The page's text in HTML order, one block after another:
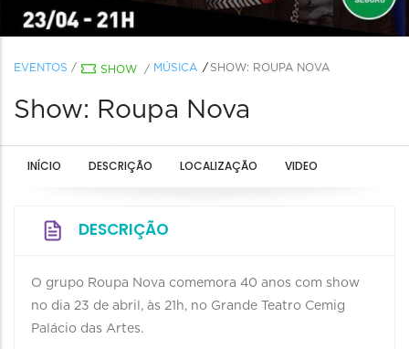
EVENTOS / SHOW / MÚSICA SHOW: ROUPA NOVA
Show: Roupa Nova
INÍCIO DESCRIÇÃO LOCALIZAÇÃO VIDEO
DESCRIÇÃO
O grupo Roupa Nova comemora 40 anos com show
no dia 23 de abril, às 21h, no Grande Teatro Cemig
Palácio das Artes.